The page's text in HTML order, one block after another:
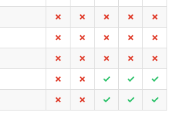
✗ ✗ ✗ ✗
✗
✗ ✗ ✗ ✗
✗
✗ ✗ ✗ ✗
✗
✗ ✗ ✓ ✓
✓
✗ ✗ ✓ ✓ ✓